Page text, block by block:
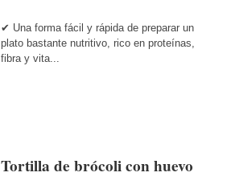
✔ Una forma fácil y rápida de preparar un
plato bastante nutritivo, rico en proteínas,
fibra y vita...
Tortilla de brócoli con huevo